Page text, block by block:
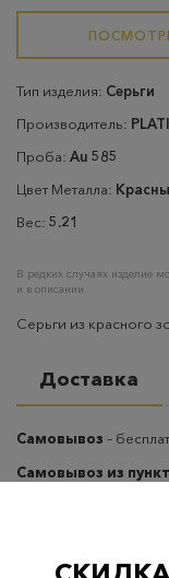
Тип изделия: Серьги
Производитель:
Проба: Au 585
Цвет Металла:
Вес: 5.21
В редких случаях изделие
и в описании
Серьги из красного
Доставка
Самовывоз –
Самовывоз из